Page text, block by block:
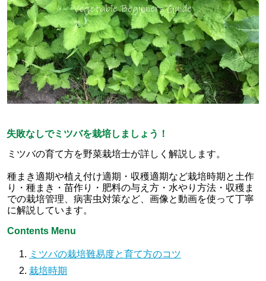
失敗なしでミツバを栽培しましょう！
ミツバの育て方を野菜栽培士が詳しく解説します。
種まき適期や植え付け適期・収穫適期など栽培時期と土作
り・種まき・苗作り・肥料の与え方・水やり方法・収穫ま
での栽培管理、病害虫対策など、画像と動画を使って丁寧
に解説しています。
Contents Menu
ミツバの栽培難易度と育て方のコツ
栽培時期